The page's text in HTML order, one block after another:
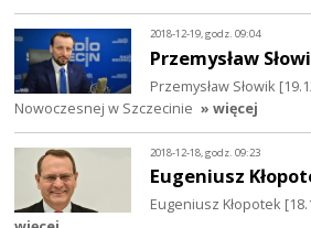
2018-12-19, godz. 09:04
Przemysław
Przemysław Słowik
Nowoczesnej w Szczecinie » więcej
2018-12-18, godz. 09:23
Eugeniusz
Eugeniusz Kłopotek